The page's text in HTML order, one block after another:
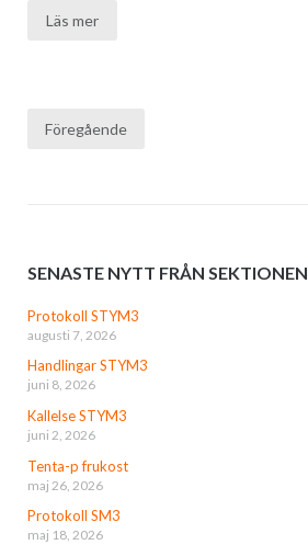
Läs mer
Inläggsnavigering
Föregående
SENASTE NYTT FRÅN SEKTIONEN
Protokoll STYM3
augusti 7, 2026
Handlingar STYM3
juni 8, 2026
Kallelse STYM3
juni 2, 2026
Tenta-p frukost
maj 26, 2026
Protokoll SM3
maj 18, 2026